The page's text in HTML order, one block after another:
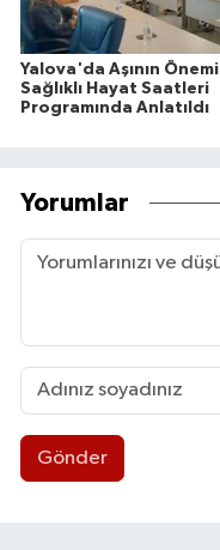
Yalova'da Aşının Önemi
Sağlıklı Hayat Saatleri
Programında Anlatıldı
Yorumlar
Gönder